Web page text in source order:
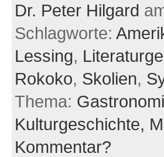
Dr. Peter Hilgard
Schlagworte:
Lessing,
Rokoko, Skolien,
Thema:
Kulturgeschichte,
Kommentar?